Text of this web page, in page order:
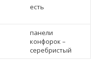
есть
панели
конфорок –
серебристый